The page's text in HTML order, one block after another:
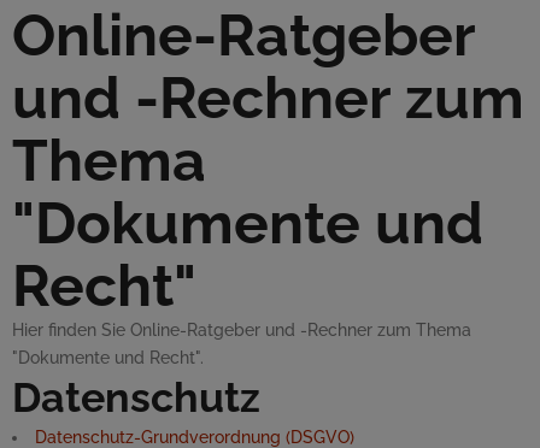
Online-Ratgeber
und -Rechner zum
Thema
"Dokumente und
Recht"
Hier finden Sie Online-Ratgeber und -Rechner zum Thema
"Dokumente und Recht".
Datenschutz
Datenschutz-Grundverordnung (DSGVO)